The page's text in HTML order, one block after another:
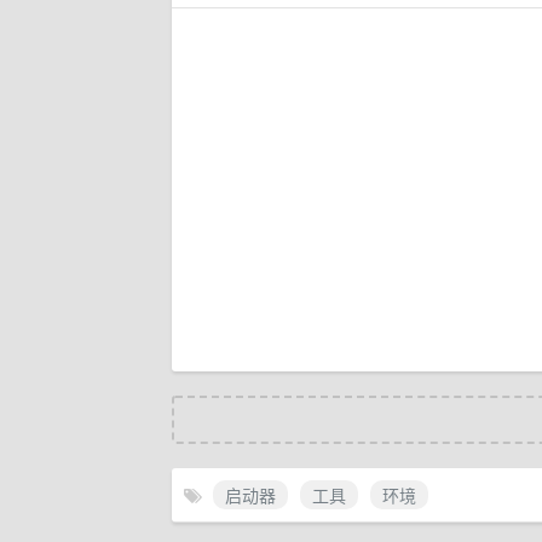
启动器 工具 环境